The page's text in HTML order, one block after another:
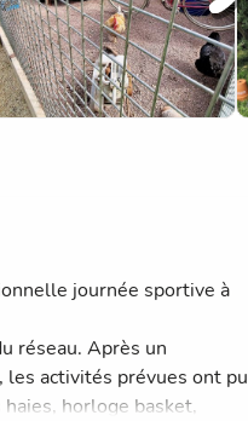
journée sportive à
réseau. Après un
les activités prévues ont pu
horloge basket,